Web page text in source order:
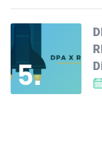
5.